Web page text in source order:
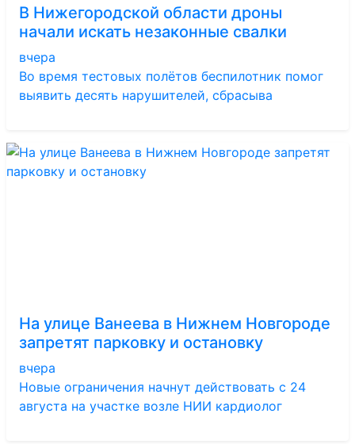
В Нижегородской области дроны
начали искать незаконные свалки
вчера
Во время тестовых полётов беспилотник помог
выявить десять нарушителей, сбрасыва
На улице Ванеева в Нижнем Новгороде
запретят парковку и остановку
вчера
Новые ограничения начнут действовать с 24
августа на участке возле НИИ кардиолог